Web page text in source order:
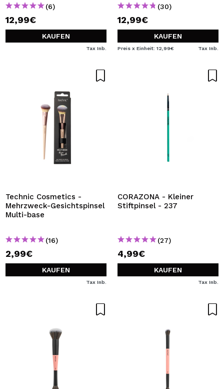
(6)
12,99€
KAUFEN
Tax Inb.
(30)
12,99€
KAUFEN
Preis x Einheit: 12,99€ Tax Inb.
Technic Cosmetics -
Mehrzweck-Gesichtspinsel
Multi-base
(16)
2,99€
KAUFEN
Tax Inb.
CORAZONA - Kleiner
Stiftpinsel - 237
(27)
4,99€
KAUFEN
Tax Inb.